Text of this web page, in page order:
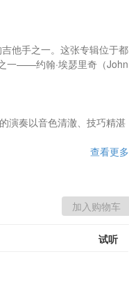
他手之一。这张专辑位于都
一——约翰·埃瑟里奇（John
演奏以音色清澈、技巧精湛
查看更多
试听